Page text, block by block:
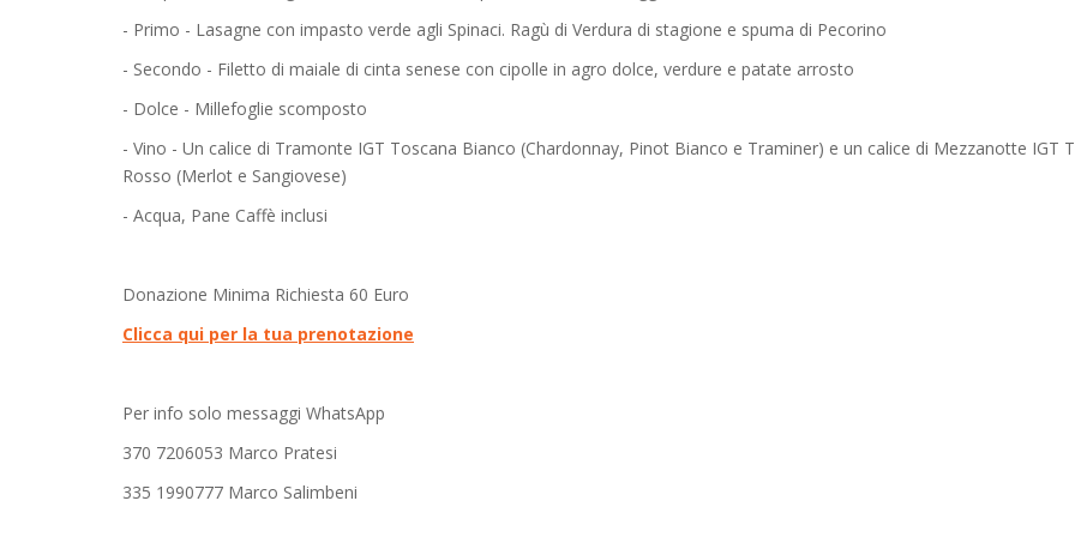
- Primo - Lasagne con impasto verde agli Spinaci. Ragù di Verdura di stagione e spuma di Pecorino
- Secondo - Filetto di maiale di cinta senese con cipolle in agro dolce, verdure e patate arrosto
- Dolce - Millefoglie scomposto
- Vino - Un calice di Tramonte IGT Toscana Bianco (Chardonnay, Pinot Bianco e Traminer) e un calice di Mezzanotte IGT
Rosso (Merlot e Sangiovese)
- Acqua, Pane Caffè inclusi
Donazione Minima Richiesta 60 Euro
Clicca qui per la tua prenotazione
Per info solo messaggi WhatsApp
370 7206053 Marco Pratesi
335 1990777 Marco Salimbeni